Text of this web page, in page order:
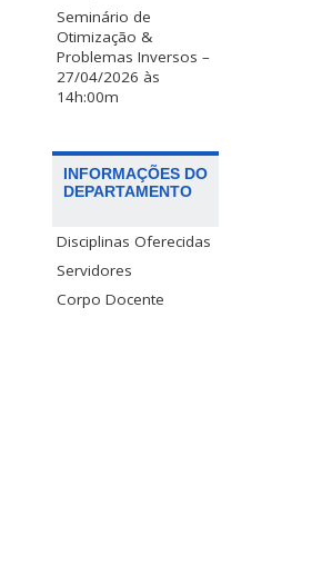
Seminário de
Otimização &
Problemas Inversos –
27/04/2026 às
14h:00m
INFORMAÇÕES DO
DEPARTAMENTO
Disciplinas Oferecidas
Servidores
Corpo Docente